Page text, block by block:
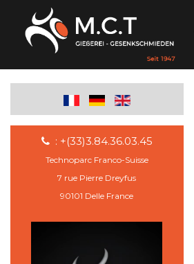
: +(33)3.84.36.03.45
Technoparc Franco-Suisse
7 rue Pierre Dreyfus
90101 Delle France